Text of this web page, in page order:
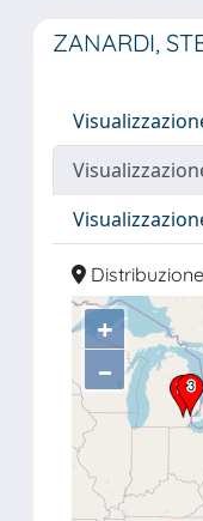
ZANARDI,
+
–